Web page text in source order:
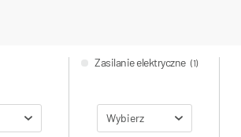
Zasilanie elektryczne (1)
Wybierz